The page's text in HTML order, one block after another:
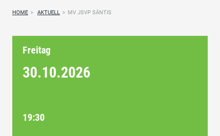
HOME > AKTUELL > MV JSVP SÄNTIS
Freitag
30.10.2026
19:30